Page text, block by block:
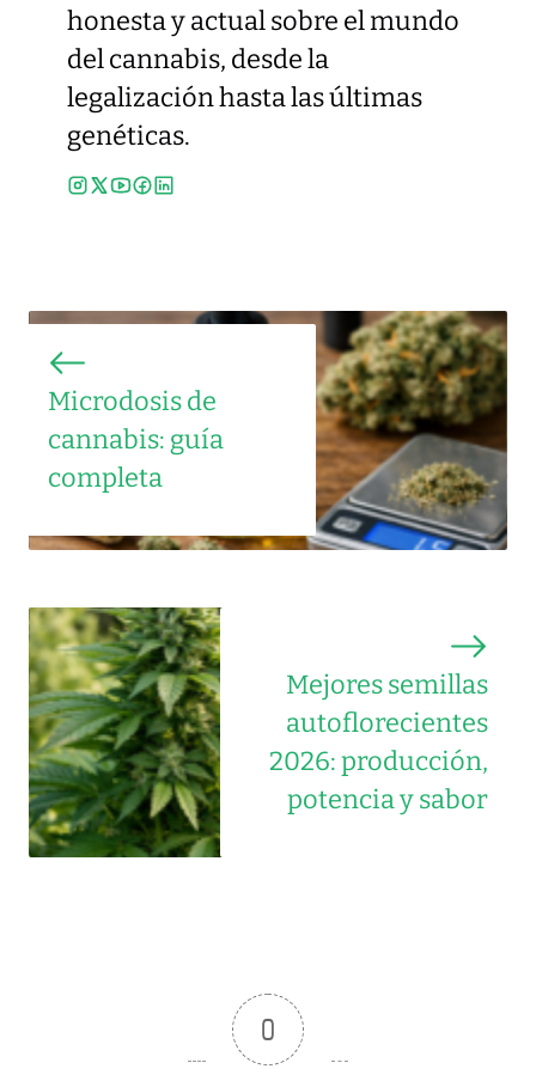
honesta y actual sobre el mundo
del cannabis, desde la
legalización hasta las últimas
genéticas.
Microdosis de
cannabis: guía
completa
Mejores semillas
autoflorecientes
2026: producción,
potencia y sabor
0